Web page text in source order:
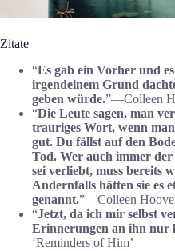
Zitate
“Es gab ein Vorher und
irgendeinem Grund
geben würde.”―Colleen
“Die Leute sagen, man
trauriges Wort, wenn
gut. Du fällst auf den
Tod. Wer auch immer der
sei verliebt, muss bereits
Andernfalls hätten sie es
genannt.”―Colleen
“Jetzt, da ich mir selbst
Erinnerungen an ihn nur
‘Reminders of Him’